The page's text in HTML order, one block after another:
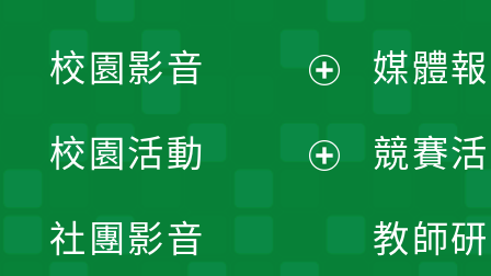
媒體
競賽
教師
校園影音
開
校園活動
社團影音